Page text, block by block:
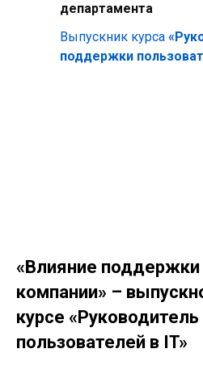
департамента
Выпускник курса
поддержки
«Влияние
компании» –
курсе
пользователей в IT»